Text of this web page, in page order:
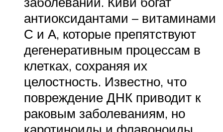
антиоксидантами – витаминами
С и А, которые препятствуют
дегенеративным процессам в
клетках, сохраняя их
целостность. Известно, что
повреждение ДНК приводит к
раковым заболеваниям, но